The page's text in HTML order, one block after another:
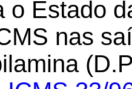
o Estado
nas